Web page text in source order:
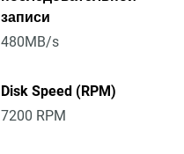
записи
480MB/s
Disk Speed (RPM)
7200 RPM